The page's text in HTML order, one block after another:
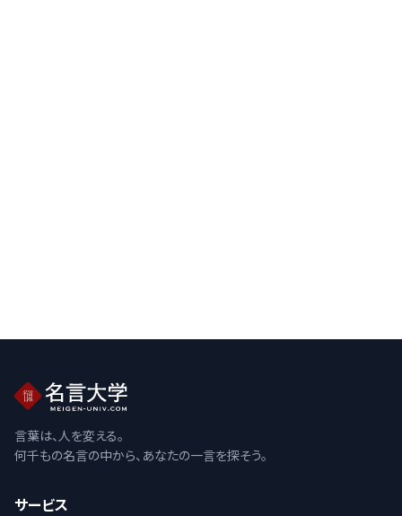
言葉は、人を変える。
何千もの名言の中から、あなたの一言を探そう。
サービス